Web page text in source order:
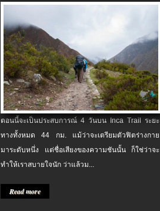
ตอนนี้จะเป็นประสบการณ์ 4 วันบน Inca Trail ระยะ
ทางทั้งหมด 44 กม. แม้ว่าจะเตรียมตัวฟิตร่างกาย
มาระดับหนึ่ง แต่ชื่อเสียงของความชันนั้น ก็ใช่ว่าจะ
ทำให้เราสบายใจนัก ว่าแล้วม...
Read more